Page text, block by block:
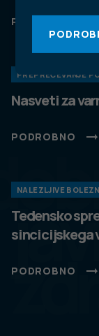
PODROBNO
PREPREČEVANJE
Nasveti za
PODROBNO
NALEZLJIVE
Tedensko
sincicijskega
PODROBNO